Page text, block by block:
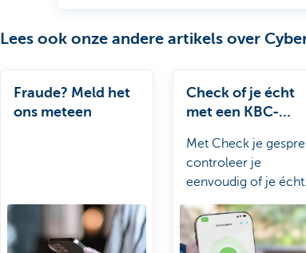
Lees ook onze andere artikels over
Fraude? Meld het
ons meteen
Check of je écht
met een KBC-
spreekt
Met Check je
controleer je
eenvoudig of je écht
met KBC spreekt. Zo
blijf je oplichters een
stapje voor.